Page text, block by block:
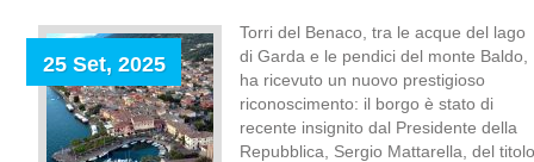
25 Set, 2025
Torri del Benaco, tra le acque del lago
di Garda e le pendici del monte Baldo,
ha ricevuto un nuovo prestigioso
riconoscimento: il borgo è stato di
recente insignito dal Presidente della
Repubblica, Sergio Mattarella, del titolo